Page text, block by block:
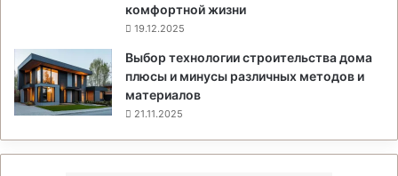
комфортной жизни
19.12.2025
Выбор технологии строительства дома
плюсы и минусы различных методов и
материалов
21.11.2025